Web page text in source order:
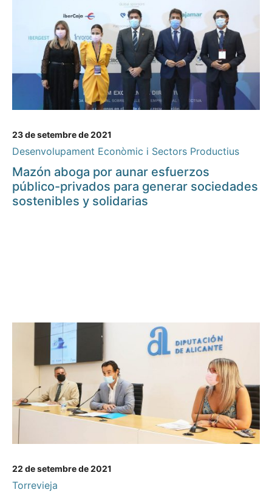
23 de setembre de 2021
Desenvolupament Econòmic i Sectors Productius
Mazón aboga por aunar esfuerzos
público-privados para generar sociedades
sostenibles y solidarias
22 de setembre de 2021
Torrevieja